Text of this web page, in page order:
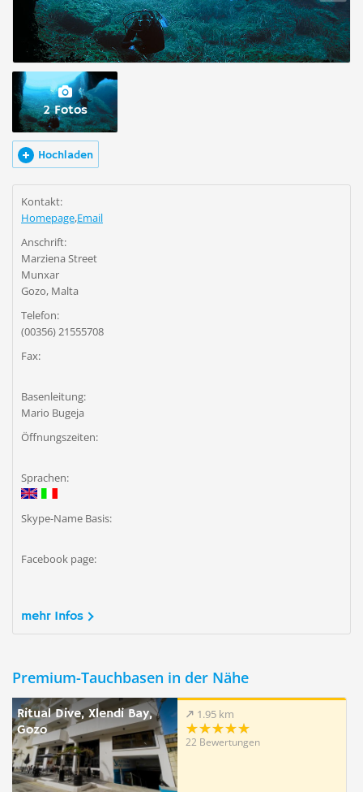
2 Fotos
Hochladen
Kontakt:
Homepage,Email
Anschrift:
Marziena Street
Munxar
Gozo, Malta
Telefon:
(00356) 21555708
Fax:
Basenleitung:
Mario Bugeja
Öffnungszeiten:
Sprachen:
Skype-Name Basis:
Facebook page:
mehr Infos
Premium-Tauchbasen in der Nähe
Ritual Dive, Xlendi Bay,
Gozo
1.95 km
22 Bewertungen